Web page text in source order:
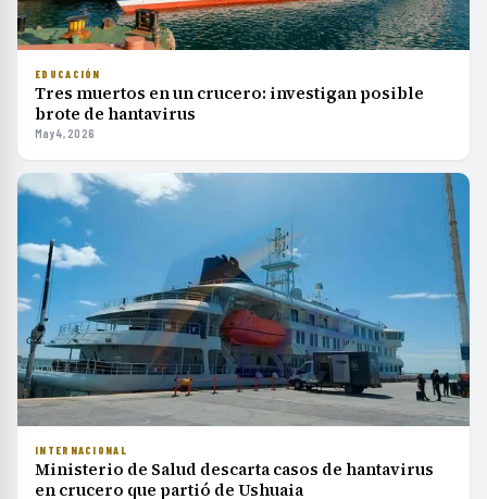
EDUCACIÓN
Tres muertos en un crucero: investigan posible
brote de hantavirus
May 4, 2026
INTERNACIONAL
Ministerio de Salud descarta casos de hantavirus
en crucero que partió de Ushuaia